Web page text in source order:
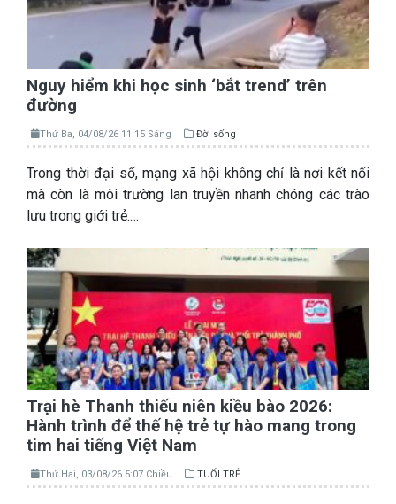
Nguy hiểm khi học sinh ‘bắt trend’ trên
đường
Thứ Ba, 04/08/26 11:15 Sáng Đời sống
Trong thời đại số, mạng xã hội không chỉ là nơi kết nối
mà còn là môi trường lan truyền nhanh chóng các trào
lưu trong giới trẻ.…
Trại hè Thanh thiếu niên kiều bào 2026:
Hành trình để thế hệ trẻ tự hào mang trong
tim hai tiếng Việt Nam
Thứ Hai, 03/08/26 5:07 Chiều TUỔI TRẺ